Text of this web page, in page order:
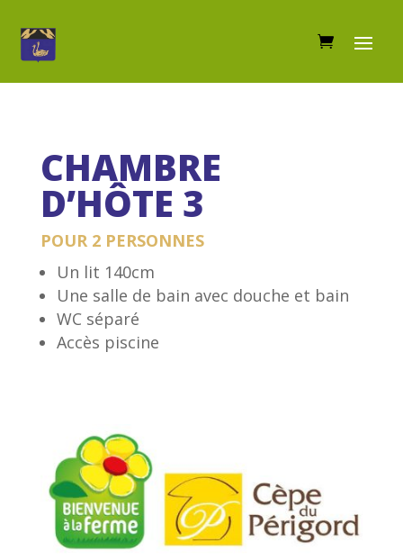
CHAMBRE
D’HÔTE 3
POUR 2 PERSONNES
Un lit 140cm
Une salle de bain avec douche et bain
WC séparé
Accès piscine